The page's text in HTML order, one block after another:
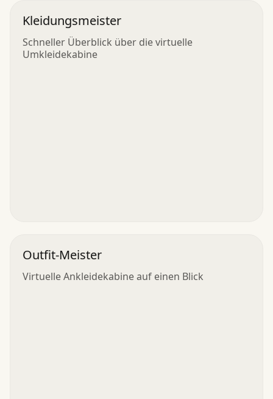
Kleidungsmeister
Schneller Überblick über die virtuelle
Umkleidekabine
Outfit-Meister
Virtuelle Ankleidekabine auf einen Blick